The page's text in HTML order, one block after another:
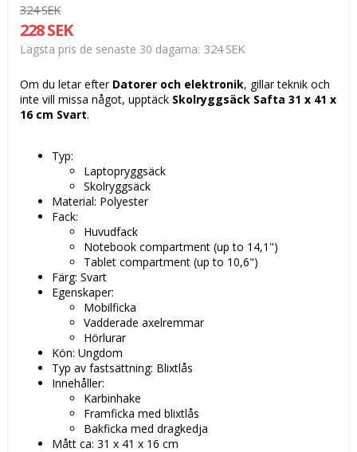
324 SEK
228 SEK
Lägsta pris de senaste 30 dagarna 324 SEK
Om du letar efter Datorer och elektronik, gillar teknik och
inte vill missa något, upptäck Skolryggsäck Safta 31 x 41 x
16 cm Svart.
Typ:
Laptopryggsäck
Skolryggsäck
Material: Polyester
Fack:
Huvudfack
Notebook compartment (up to 14,1")
Tablet compartment (up to 10,6")
Färg: Svart
Egenskaper:
Mobilficka
Vadderade axelremmar
Hörlurar
Kön: Ungdom
Typ av fastsättning: Blixtlås
Innehåller:
Karbinhake
Framficka med blixtlås
Bakficka med dragkedja
Mått ca: 31 x 41 x 16 cm